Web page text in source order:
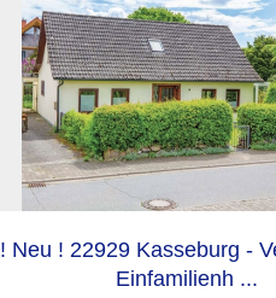
! Neu ! 22929 Kasseburg -
Einfamilienh ...